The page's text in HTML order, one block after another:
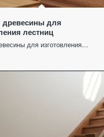
для
лестниц
для изготовления…